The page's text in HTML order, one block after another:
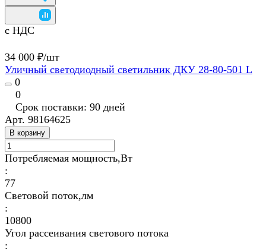
с НДС
34 000 ₽/шт
Уличный светодиодный светильник ДКУ 28-80-501 L
0
0
Срок поставки: 90 дней
Арт. 98164625
В корзину
Потребляемая мощность,Вт
:
77
Световой поток,лм
:
10800
Угол рассеивания светового потока
: